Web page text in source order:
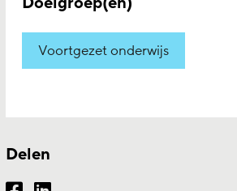
Voortgezet onderwijs
Delen